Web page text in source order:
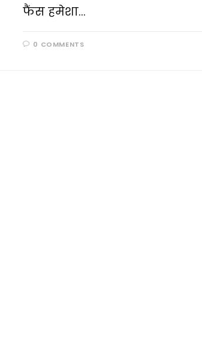
फैंस हमेशा…
0 COMMENTS